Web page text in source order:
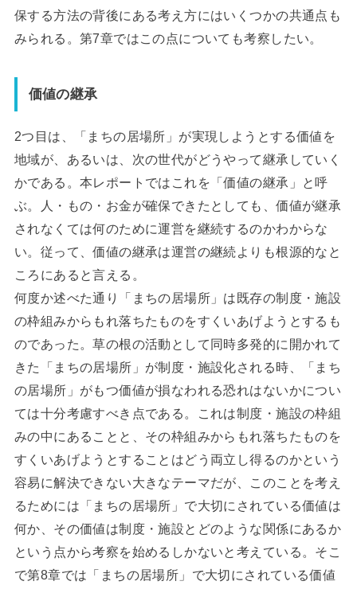
保する方法の背後にある考え方にはいくつかの共通点も
みられる。第7章ではこの点についても考察したい。
価値の継承
2つ目は、「まちの居場所」が実現しようとする価値を
地域が、あるいは、次の世代がどうやって継承していく
かである。本レポートではこれを「価値の継承」と呼
ぶ。人・もの・お金が確保できたとしても、価値が継承
されなくては何のために運営を継続するのかわからな
い。従って、価値の継承は運営の継続よりも根源的なと
ころにあると言える。
何度か述べた通り「まちの居場所」は既存の制度・施設
の枠組みからもれ落ちたものをすくいあげようとするも
のであった。草の根の活動として同時多発的に開かれて
きた「まちの居場所」が制度・施設化される時、「まち
の居場所」がもつ価値が損なわれる恐れはないかについ
ては十分考慮すべき点である。これは制度・施設の枠組
みの中にあることと、その枠組みからもれ落ちたものを
すくいあげようとすることはどう両立し得るのかという
容易に解決できない大きなテーマだが、このことを考え
るためには「まちの居場所」で大切にされている価値は
何か、その価値は制度・施設とどのような関係にあるか
という点から考察を始めるしかないと考えている。そこ
で第8章では「まちの居場所」で大切にされている価値